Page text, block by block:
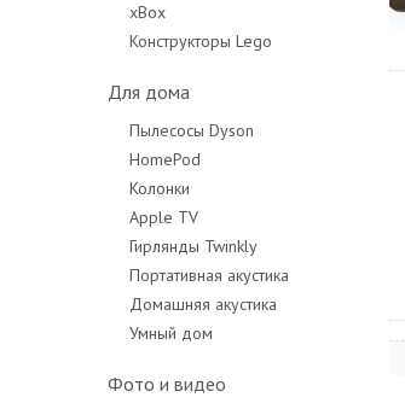
xBox
Конструкторы Lego
Для дома
Пылесосы Dyson
HomePod
Колонки
Apple TV
Гирлянды Twinkly
Портативная акустика
Домашняя акустика
Умный дом
Фото и видео